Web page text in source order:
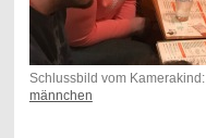
Schlussbild vom Kamerakind:
männchen